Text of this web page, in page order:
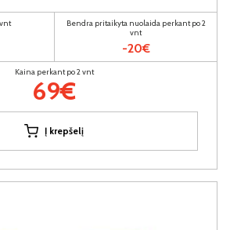
Bendra pritaikyta nuolaida perkant po 2
vnt
-20€
Kaina perkant po 2 vnt
69€
Į krepšelį